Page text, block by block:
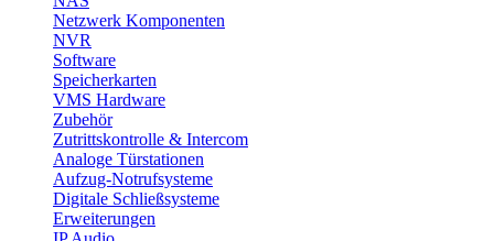
Netzwerk Komponenten
NVR
Software
Speicherkarten
VMS Hardware
Zubehör
Zutrittskontrolle & Intercom
Analoge Türstationen
Aufzug-Notrufsysteme
Digitale Schließsysteme
Erweiterungen